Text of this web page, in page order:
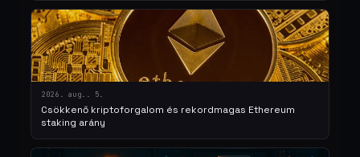
2026. aug.. 5.
Csökkenő kriptoforgalom és rekordmagas Ethereum
staking arány